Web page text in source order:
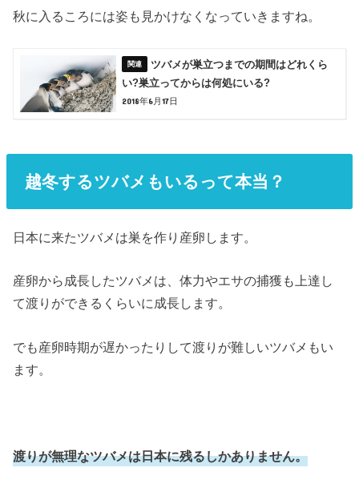
秋に入るころには姿も見かけなくなっていきますね。
ツバメが巣立つまでの期間はどれくら
い?巣立ってからは何処にいる?
2018年6月17日
越冬するツバメもいるって本当？
日本に来たツバメは巣を作り産卵します。
産卵から成長したツバメは、体力やエサの捕獲も上達し
て渡りができるくらいに成長します。
でも産卵時期が遅かったりして渡りが難しいツバメもい
ます。
渡りが無理なツバメは日本に残るしかありません。